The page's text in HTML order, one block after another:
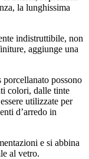
la lunghissima
indistruttibile, non
aggiunge una
porcellanato possono
colori, dalle tinte
utilizzate per
d’arredo in
e si abbina
al vetro.